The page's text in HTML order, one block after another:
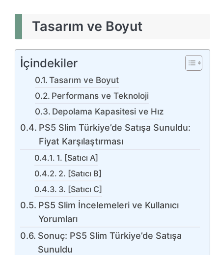
Tasarım ve Boyut
İçindekiler
Tasarım ve Boyut
Performans ve Teknoloji
Depolama Kapasitesi ve Hız
PS5 Slim Türkiye’de Satışa Sunuldu:
Fiyat Karşılaştırması
1. [Satıcı A]
2. [Satıcı B]
3. [Satıcı C]
PS5 Slim İncelemeleri ve Kullanıcı
Yorumları
Sonuç: PS5 Slim Türkiye’de Satışa
Sunuldu